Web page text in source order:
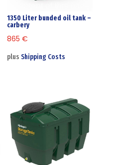
1350 Liter bunded oil tank –
carbery
865€
plusShipping Costs